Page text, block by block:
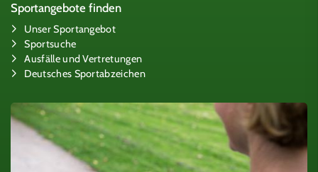
Sportangebote finden
Unser Sportangebot
Sportsuche
Ausfälle und Vertretungen
Deutsches Sportabzeichen